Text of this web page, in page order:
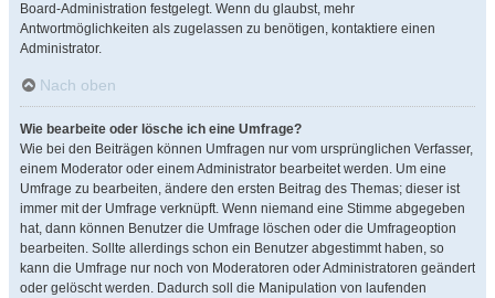
Board-Administration festgelegt. Wenn du glaubst, mehr
Antwortmöglichkeiten als zugelassen zu benötigen, kontaktiere einen
Administrator.
Nach oben
Wie bearbeite oder lösche ich eine Umfrage?
Wie bei den Beiträgen können Umfragen nur vom ursprünglichen Verfasser,
einem Moderator oder einem Administrator bearbeitet werden. Um eine
Umfrage zu bearbeiten, ändere den ersten Beitrag des Themas; dieser ist
immer mit der Umfrage verknüpft. Wenn niemand eine Stimme abgegeben
hat, dann können Benutzer die Umfrage löschen oder die Umfrageoption
bearbeiten. Sollte allerdings schon ein Benutzer abgestimmt haben, so
kann die Umfrage nur noch von Moderatoren oder Administratoren geändert
oder gelöscht werden. Dadurch soll die Manipulation von laufenden